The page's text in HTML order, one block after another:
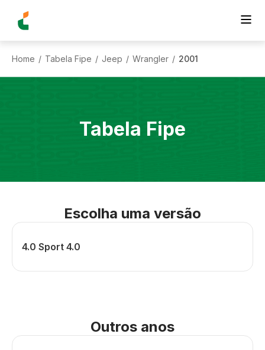
Home / Tabela Fipe / Jeep / Wrangler / 2001
Tabela Fipe
Escolha uma versão
4.0 Sport 4.0
Outros anos